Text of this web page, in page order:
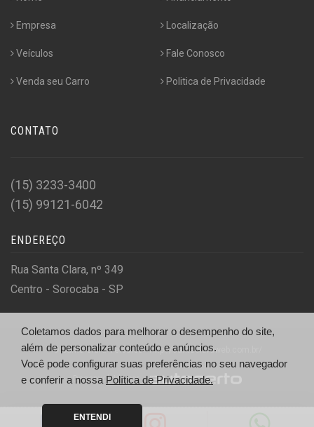
Empresa
Veículos
Venda seu Carro
Localização
Fale Conosco
Politica de Privacidade
CONTATO
(15) 3233-3400
(15) 99121-6042
ENDEREÇO
Rua Santa Clara, nº 349
Centro - Sorocaba - SP
© Santa Clara Veículos - http://santaclaraweb.com.br/
Desenvolvido por
Coletamos dados para melhorar o desempenho do site,
além de personalizar conteúdo e anúncios.
Você pode configurar suas preferências no seu navegador
e conferir a nossa Política de Privacidade.
ENTENDI